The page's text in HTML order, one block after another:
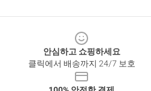
안심하고 쇼핑하세요
클릭에서 배송까지 24/7 보호